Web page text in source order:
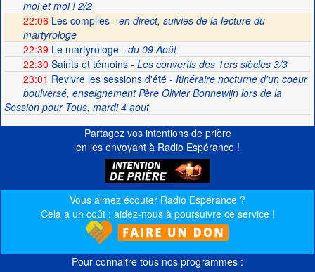
moi et moi ! 2/2
22:06 Les complies - en direct, suivies de la lecture du
martyrologe
22:39Le martyrologe- du 09 Août
22:30 Saints et témoins- Les convertis des 1ers siècles 3/3
23:01 Revivre les sessions d'été- Itinéraire nocturne d'un coeur
boulversé, enseignement Père Olivier Bonnewijn lors de la
Session pour Tous, mardi 4 aout
Partagez vos intentions de prière
en les envoyant à Radio Espérance !
Vous aimez écouter Radio Espérance ?
Cela a un coût : aidez-nous à poursuivre ce service !
Pour connaitre tous nos programmes :